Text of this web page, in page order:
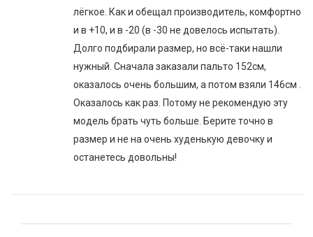
лёгкое. Как и обещал производитель, комфортно
и в +10, и в -20 (в -30 не довелось испытать).
Долго подбирали размер, но всё-таки нашли
нужный. Сначала заказали пальто 152см,
оказалось очень большим, а потом взяли 146см .
Оказалось как раз. Потому не рекомендую эту
модель брать чуть больше. Берите точно в
размер и не на очень худенькую девочку и
останетесь довольны!